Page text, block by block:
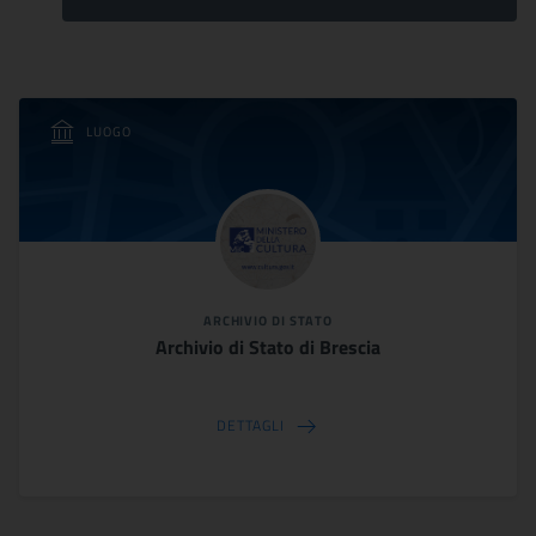
LUOGO
ARCHIVIO DI STATO
Archivio di Stato di Brescia
DETTAGLI